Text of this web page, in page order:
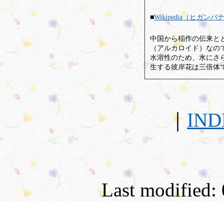
■Wikipedia（ヒガンバ
中国から稲作の伝来と
（アルカロイド）なの
水溶性のため、水にさ
生する彼岸花は三倍体
｜
Last modified: